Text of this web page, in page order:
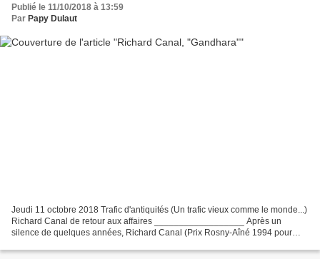
Publié le 11/10/2018 à 13:59
Par Papy Dulaut
Jeudi 11 octobre 2018 Trafic d'antiquités (Un trafic vieux comme le monde...)
Richard Canal de retour aux affaires __________________ Après un
silence de quelques années, Richard Canal (Prix Rosny-Aîné 1994 pour